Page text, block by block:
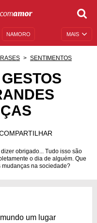
MAIS
NAMORO
ANIVERSÁRIO
SENTIMENTOS
obrigado... Tudo isso são
o dia de alguém. Que
na sociedade?
um lugar